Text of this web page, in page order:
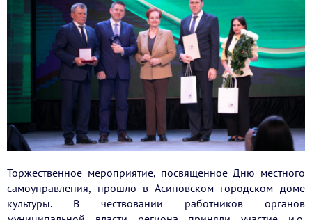
Торжественное мероприятие, посвященное Дню местного
самоуправления, прошло в Асиновском городском доме
культуры. В чествовании работников органов